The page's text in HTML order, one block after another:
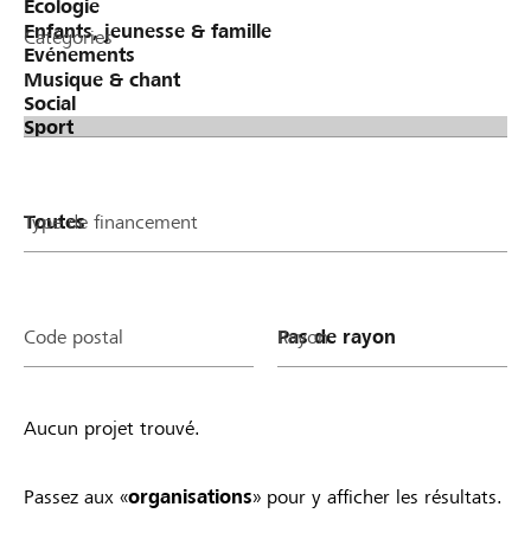
Catégories
Type de financement
Code postal Rayon
Aucun projet trouvé.
Passez aux «organisations» pour y afficher les résultats.